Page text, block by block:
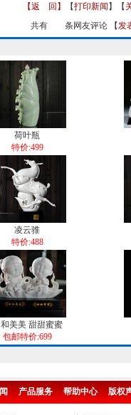
【返 回】 【打印新闻 】【
共有
条网友评论 【发
荷叶瓶
特价:499
凌云骓
特价:488
美美 甜甜蜜蜜
包邮特价:699
产品服务 帮助中心 版权